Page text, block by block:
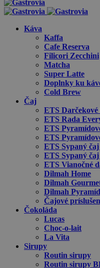
Káva
Kaffa
Cafe Reserva
Filicori Zecchini
Matcha
Super Latte
Doplnky ku
Cold Brew
Čaj
ETS Darčekové
ETS Rada
ETS
ETS
ETS Sypaný
ETS Sypaný
ETS Vianočné
Dilmah Home
Dilmah
Dilmah
Čajové
Čokoláda
Lucas
Choc-o-lait
La Vita
Sirupy
Routin sirupy
Routin sirupy